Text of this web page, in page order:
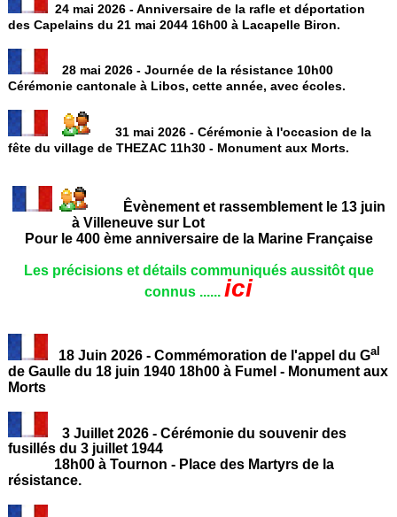
24 mai 2026 - Anniversaire de la rafle et déportation
des Capelains du 21 mai 2044 16h00 à Lacapelle Biron.
28 mai 2026 - Journée de la résistance 10h00
Cérémonie cantonale à Libos, cette année, avec écoles.
31 mai 2026 - Cérémonie à l'occasion de la
fête du village de THEZAC 11h30 - Monument aux Morts.
Êvènement et rassemblement le 13 juin
à Villeneuve sur Lot
Pour le 400 ème anniversaire de la Marine Française
Les précisions et détails communiqués aussitôt que
connus ...... ici
18 Juin 2026 - Commémoration de l'appel du Gal
de Gaulle du 18 juin 1940 18h00 à Fumel - Monument aux
Morts
3 Juillet 2026 - Cérémonie du souvenir des
fusillés du 3 juillet 1944
18h00 à Tournon - Place des Martyrs de la
résistance.